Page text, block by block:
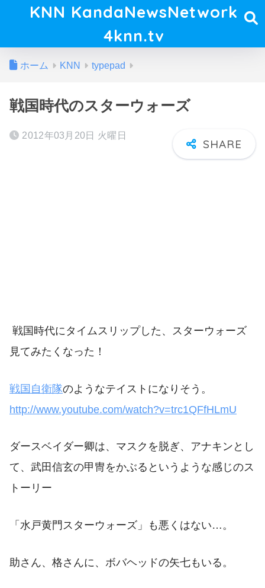
KNN KandaNewsNetwork
4knn.tv
ホーム KNN typepad
戦国時代のスターウォーズ
2012年03月20日 火曜日
戦国時代にタイムスリップした、スターウォーズ
見てみたくなった！
戦国自衛隊のようなテイストになりそう。
http://www.youtube.com/watch?v=trc1QFfHLmU
ダースベイダー卿は、マスクを脱ぎ、アナキンとし
て、武田信玄の甲冑をかぶるというような感じのス
トーリー
「水戸黄門スターウォーズ」も悪くはない…。
助さん、格さんに、ボバヘッドの矢七もいる。